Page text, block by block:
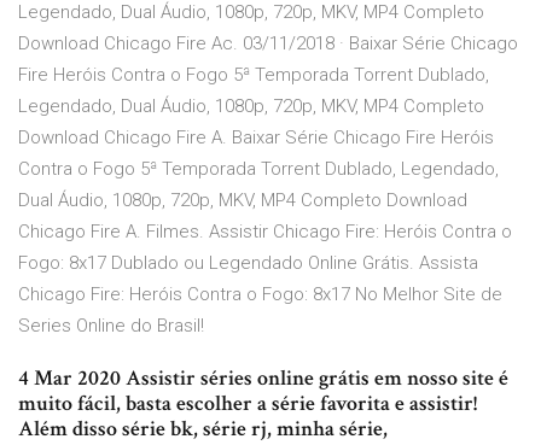
Legendado, Dual Áudio, 1080p, 720p, MKV, MP4 Completo
Download Chicago Fire Ac. 03/11/2018 · Baixar Série Chicago
Fire Heróis Contra o Fogo 5ª Temporada Torrent Dublado,
Legendado, Dual Áudio, 1080p, 720p, MKV, MP4 Completo
Download Chicago Fire A. Baixar Série Chicago Fire Heróis
Contra o Fogo 5ª Temporada Torrent Dublado, Legendado,
Dual Áudio, 1080p, 720p, MKV, MP4 Completo Download
Chicago Fire A. Filmes. Assistir Chicago Fire: Heróis Contra o
Fogo: 8x17 Dublado ou Legendado Online Grátis. Assista
Chicago Fire: Heróis Contra o Fogo: 8x17 No Melhor Site de
Series Online do Brasil!
4 Mar 2020 Assistir séries online grátis em nosso site é
muito fácil, basta escolher a série favorita e assistir!
Além disso série bk, série rj, minha série,